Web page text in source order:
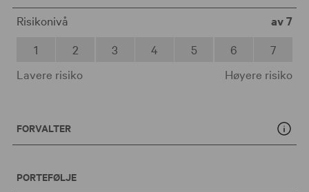
Risikonivå av 7
1 2 3 4 5 6
7
Lavere risiko
Høyere risiko
FORVALTER
PORTEFØLJE